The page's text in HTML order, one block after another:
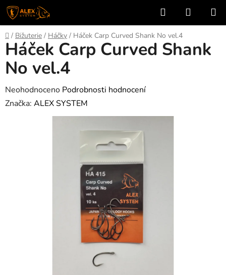
Přejít
na
obsah
Hledat
KOŠÍK
Domů
/ Bižuterie / Háčky / Háček Carp Curved Shank No vel.4
Háček Carp Curved Shank
No vel.4
Průměrné
hodnocení
Neohodnoceno Podrobnosti hodnocení
Značka: ALEX SYSTEM